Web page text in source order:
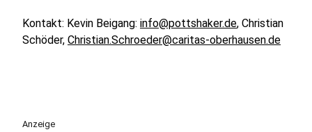
Kontakt: Kevin Beigang: info@pottshaker.de, Christian
Schöder, Christian.Schroeder@caritas-oberhausen.de
Anzeige